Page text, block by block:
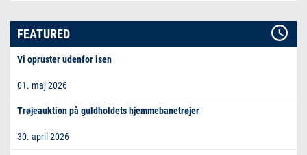
FEATURED
Vi opruster udenfor isen
01. maj 2026
Trøjeauktion på guldholdets hjemmebanetrøjer
30. april 2026